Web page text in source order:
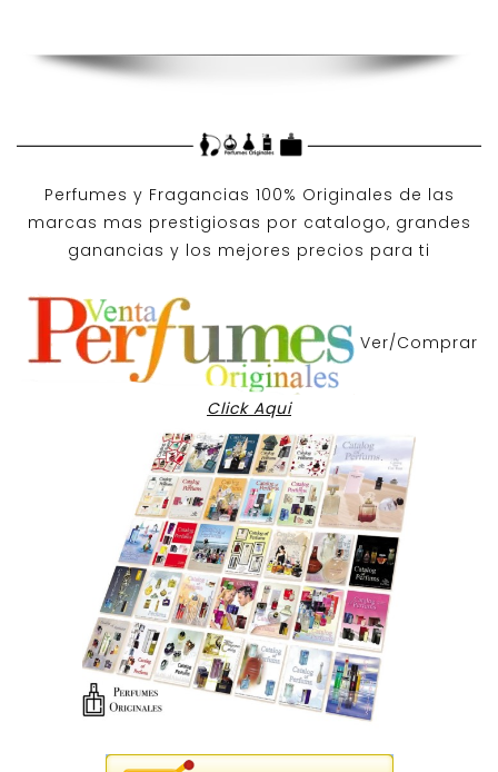
Perfumes y Fragancias 100% Originales de las
marcas mas prestigiosas por catalogo, grandes
ganancias y los mejores precios para ti
Ver/Comprar
Click Aqui